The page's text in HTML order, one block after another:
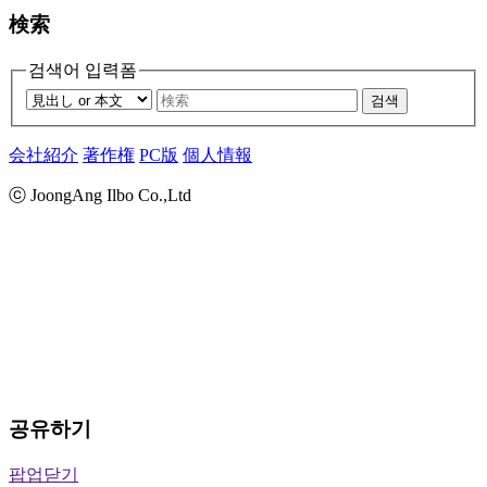
検索
검색어 입력폼
검색
会社紹介 著作権 PC版 個人情報
ⓒ JoongAng Ilbo Co.,Ltd
공유하기
팝업닫기